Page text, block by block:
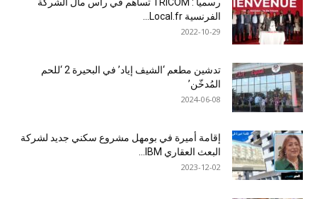
الفرنسية Local.fr...
2022-10-29
تدشين مطعم ‘الشيف إياد’ في البحيرة 2 ‘للحم
المُدخّن’
2024-06-08
إقامة أميرة في بومهل مشروع سكني جديد لشركة
البعث العقاري IBM...
2023-12-02